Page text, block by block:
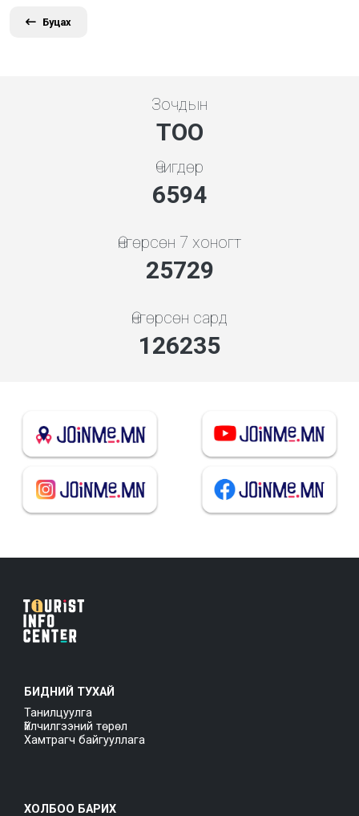
Буцах
Зочдын
ТОО
Өчигдөр
7608
Өнгөрсөн 7 хоногт
29687
Өнгөрсөн сард
145656
БИДНИЙ ТУХАЙ
Танилцуулга
Үйлчилгээний төрөл
Хамтрагч байгууллага
ХОЛБОО БАРИХ